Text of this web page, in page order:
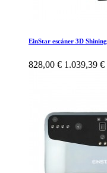
EinStar escáner 3D Shining
828,00 € 1.039,39 €